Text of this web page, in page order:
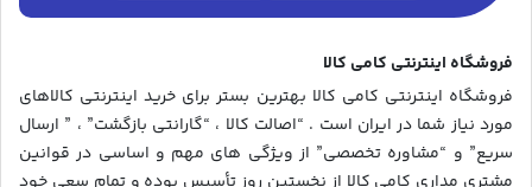
فروشگاه اینترنتی کامی کالا
فروشگاه اینترنتی کامی کالا بهترین بستر برای خرید اینترنتی کالاهای
مورد نیاز شما در ایران است . “اصالت کالا ، “گارانتی بازگشت” ، ” ارسال
سریع” و “مشاوره تخصصی” از ویژگی های مهم و اساسی در قوانین
مشتری مداری کامی کالا از نخستین روز تأسیس بوده و تمام سعی خود